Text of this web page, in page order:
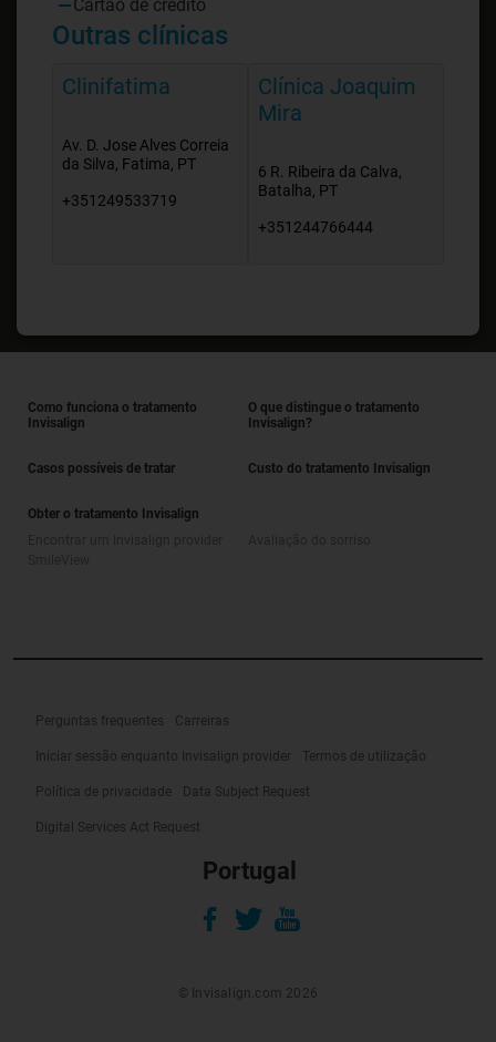
Cartão de crédito
Outras clínicas
Clinifatima
Av. D. Jose Alves Correia
da Silva, Fatima, PT
+351249533719
Clínica Joaquim
Mira
6 R. Ribeira da Calva,
Batalha, PT
+351244766444
Como funciona o tratamento
Invisalign
O que distingue o tratamento
Invisalign?
Casos possíveis de tratar Custo do tratamento Invisalign
Obter o tratamento Invisalign
Perguntas frequentes Carreiras
Iniciar sessão enquanto Invisalign provider Termos de utilização
Política de privacidade Data Subject Request
Digital Services Act Request
Portugal
© Invisalign.com 2026